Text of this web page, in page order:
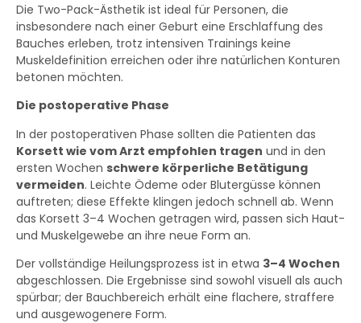
Die Two-Pack-Ästhetik ist ideal für Personen, die
insbesondere nach einer Geburt eine Erschlaffung des
Bauches erleben, trotz intensiven Trainings keine
Muskeldefinition erreichen oder ihre natürlichen Konturen
betonen möchten.
Die postoperative Phase
In der postoperativen Phase sollten die Patienten das
Korsett wie vom Arzt empfohlen tragen und in den
ersten Wochen schwere körperliche Betätigung
vermeiden. Leichte Ödeme oder Blutergüsse können
auftreten; diese Effekte klingen jedoch schnell ab. Wenn
das Korsett 3–4 Wochen getragen wird, passen sich Haut-
und Muskelgewebe an ihre neue Form an.
Der vollständige Heilungsprozess ist in etwa 3–4 Wochen
abgeschlossen. Die Ergebnisse sind sowohl visuell als auch
spürbar; der Bauchbereich erhält eine flachere, straffere
und ausgewogenere Form.